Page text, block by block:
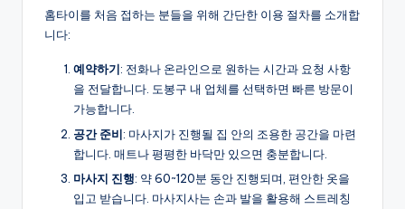
홈타이를 처음 접하는 분들을 위해 간단한 이용 절차를 소개합
니다:
예약하기: 전화나 온라인으로 원하는 시간과 요청 사항
을 전달합니다. 도봉구 내 업체를 선택하면 빠른 방문이
가능합니다.
공간 준비: 마사지가 진행될 집 안의 조용한 공간을 마련
합니다. 매트나 평평한 바닥만 있으면 충분합니다.
마사지 진행: 약 60~120분 동안 진행되며, 편안한 옷을
입고 받습니다. 마사지사는 손과 발을 활용해 스트레칭